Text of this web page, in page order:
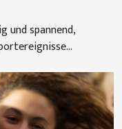
und spannend,